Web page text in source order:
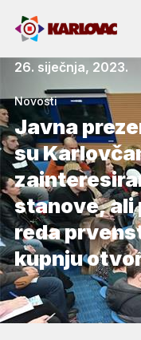
26. siječnja, 2023.
Novosti
Javna
su
stanove, ali
reda
kupnju